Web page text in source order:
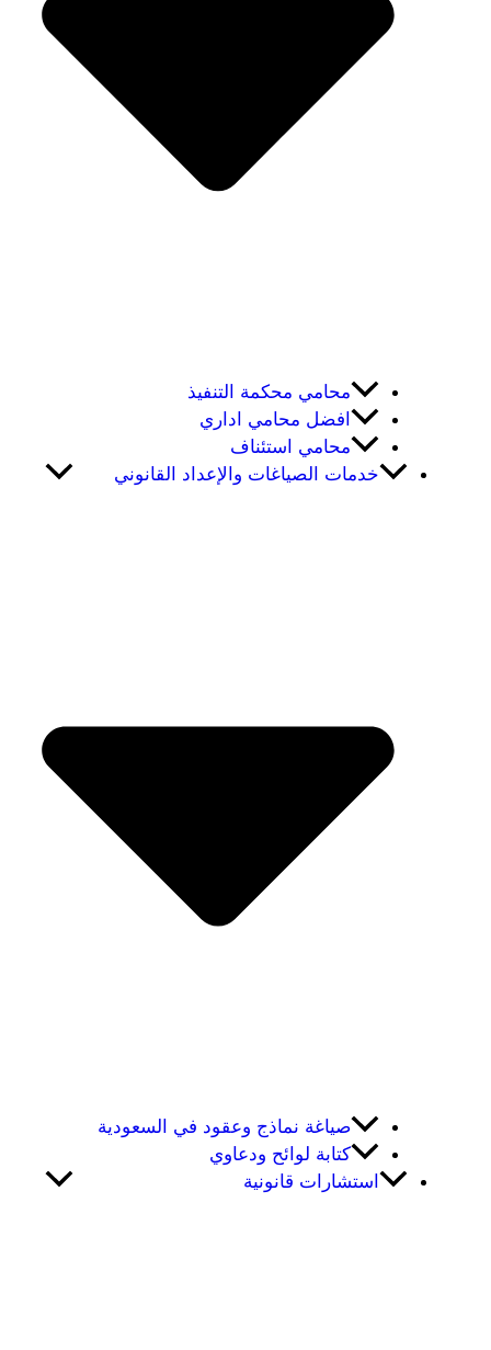
محامي محكمة التنفيذ
افضل محامي اداري
محامي استئناف
خدمات الصياغات والإعداد القانوني
صياغة نماذج وعقود في السعودية
كتابة لوائح ودعاوي
استشارات قانونية